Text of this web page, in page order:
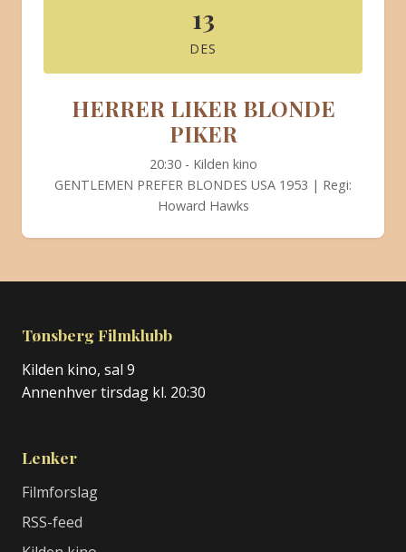
13
DES
HERRER LIKER BLONDE
PIKER
20:30 - Kilden kino
GENTLEMEN PREFER BLONDES USA 1953 | Regi:
Howard Hawks
Tønsberg Filmklubb
Kilden kino, sal 9
Annenhver tirsdag kl. 20:30
Lenker
Filmforslag
RSS-feed